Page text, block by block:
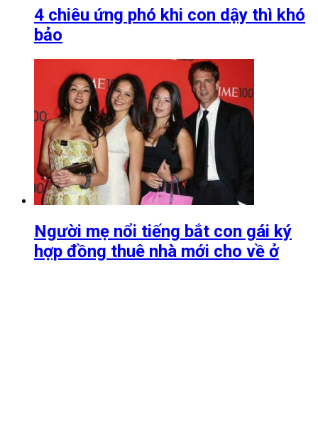
4 chiêu ứng phó khi con dậy thì khó
bảo
Người mẹ nổi tiếng bắt con gái ký
hợp đồng thuê nhà mới cho về ở